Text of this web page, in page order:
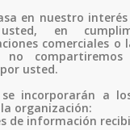
en nuestro
en
comerciales o
usted.
incorporarán a
organización:
información